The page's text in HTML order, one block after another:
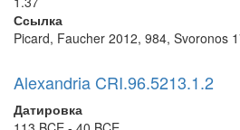
Ссылка
Picard, Faucher 2012, 984, Svoronos
Alexandria CRI.96.5213.1.2
Датировка